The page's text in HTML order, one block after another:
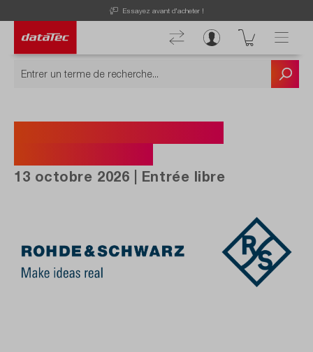
Essayez avant d'acheter !
13 octobre 2026 | Entrée libre